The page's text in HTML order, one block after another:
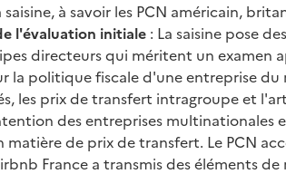
à savoir les PCN américain,
l'évaluation initiale : La saisine pose
directeurs qui méritent un examen
la politique fiscale d'une entreprise du
les prix de transfert intragroupe et
des entreprises multinationales
matière de prix de transfert. Le PCN
France a transmis des éléments de